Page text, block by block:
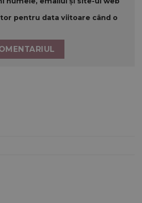
pentru data viitoare când o